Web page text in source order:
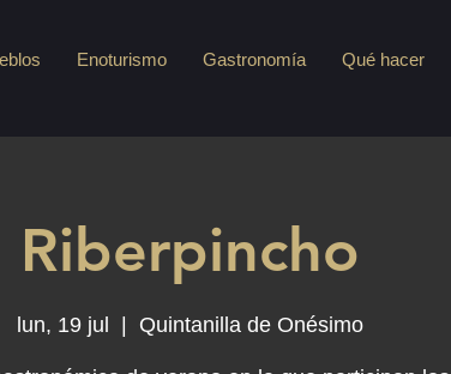
Enoturismo Gastronomía Qué hacer
Riberpincho
lun, 19 jul Quintanilla de Onésimo